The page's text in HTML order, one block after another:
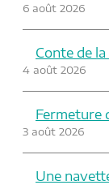
6 août 2026
Conte de
4 août 2026
Fermeture
3 août 2026
Une